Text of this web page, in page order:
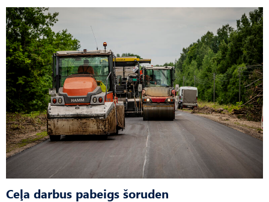
Ceļa darbus pabeigs šoruden